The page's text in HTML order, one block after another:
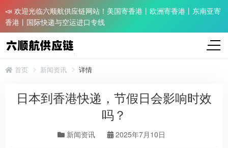
📣 欢迎光临六顺航供应链网站！美国寄香港丨欧洲寄香港丨东南亚寄
香港丨国际快递与空运进口专线
首页 新闻资讯 详情
日本到香港快递，节假日会影响时效
吗？
新闻资讯 2025年7月10日